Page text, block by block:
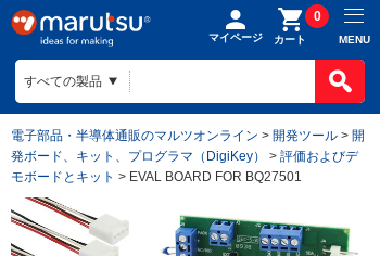
マイページ カート
0
MENU
電子部品・半導体通販のマルツオンライン > 開発ツール > 開
発ボード、キット、プログラマ（DigiKey）
> 評価およびデ
モボードとキット > EVAL BOARD FOR BQ27501